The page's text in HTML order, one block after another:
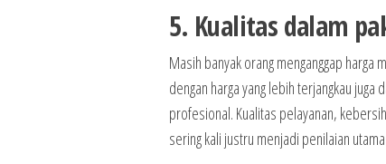
5. Kualitas dalam
Masih banyak orang menganggap
dengan harga yang lebih terjangkau
profesional. Kualitas pelayanan,
sering kali justru menjadi penilaian